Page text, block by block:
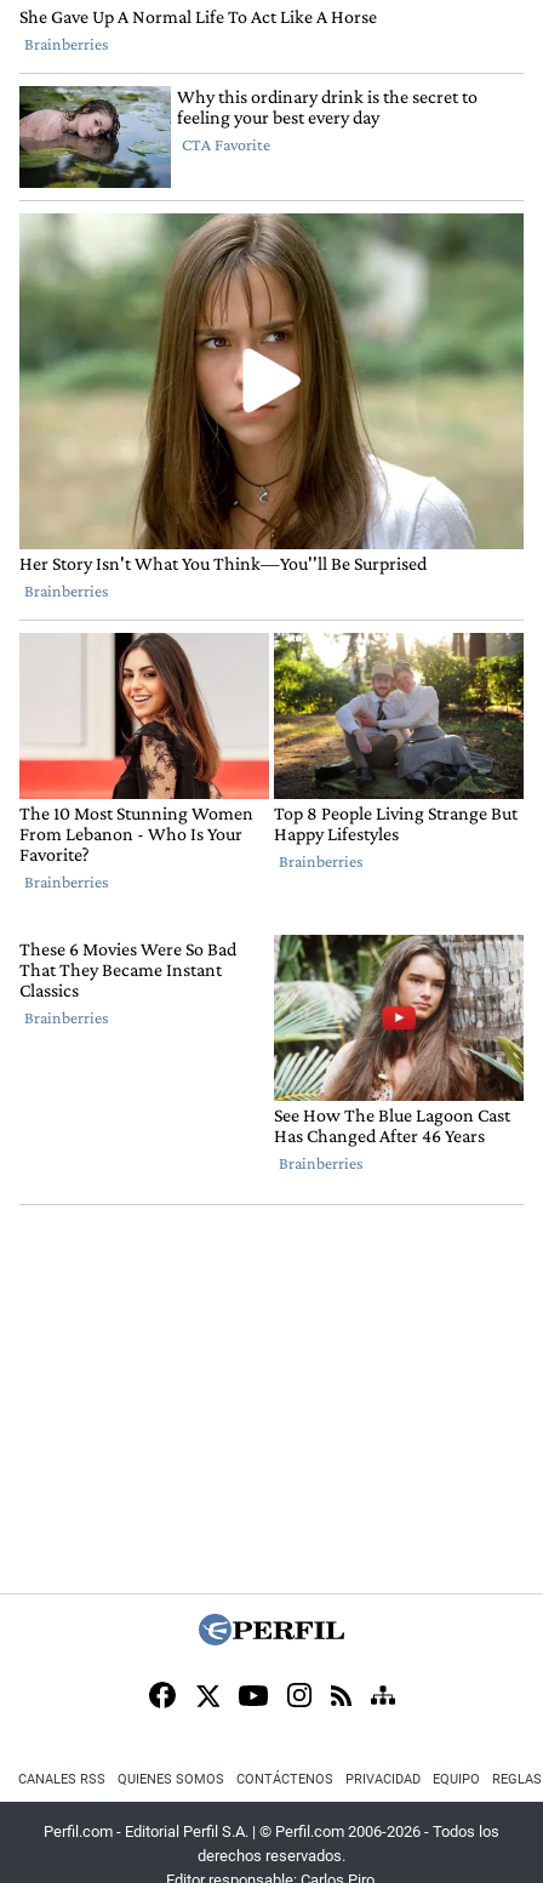
CANALES RSS QUIENES SOMOS CONTÁCTENOS PRIVACIDAD EQUIPO
Perfil.com - Editorial Perfil S.A. | © Perfil.com 2006-2026 - Todos los
derechos reservados.